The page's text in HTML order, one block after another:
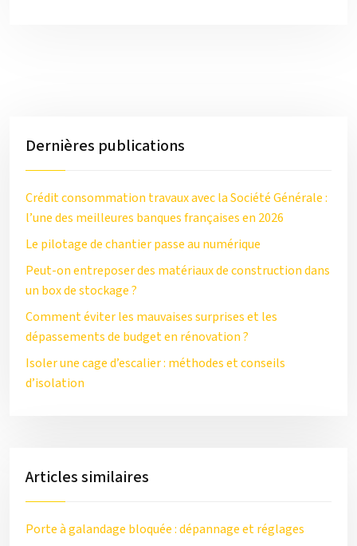
Dernières publications
Crédit consommation travaux avec la Société Générale :
l’une des meilleures banques françaises en 2026
Le pilotage de chantier passe au numérique
Peut-on entreposer des matériaux de construction dans
un box de stockage ?
Comment éviter les mauvaises surprises et les
dépassements de budget en rénovation ?
Isoler une cage d’escalier : méthodes et conseils
d’isolation
Articles similaires
Porte à galandage bloquée : dépannage et réglages